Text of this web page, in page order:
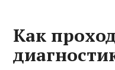
Как